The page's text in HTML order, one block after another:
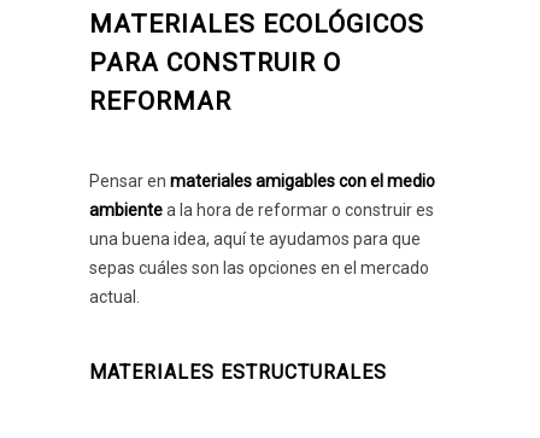
MATERIALES ECOLÓGICOS
PARA CONSTRUIR O
REFORMAR
Pensar en materiales amigables con el medio
ambientea la hora de reformar o construir es
una buena idea, aquí te ayudamos para que
sepas cuáles son las opciones en el mercado
actual.
MATERIALES ESTRUCTURALES